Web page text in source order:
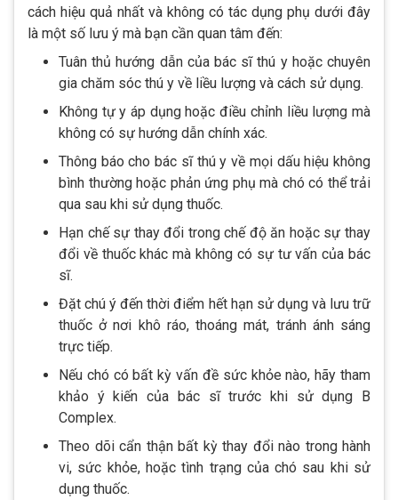
cách hiệu quả nhất và không có tác dụng phụ dưới đây
là một số lưu ý mà bạn cần quan tâm đến:
Tuân thủ hướng dẫn của bác sĩ thú y hoặc chuyên
gia chăm sóc thú y về liều lượng và cách sử dụng.
Không tự y áp dụng hoặc điều chỉnh liều lượng mà
không có sự hướng dẫn chính xác.
Thông báo cho bác sĩ thú y về mọi dấu hiệu không
bình thường hoặc phản ứng phụ mà chó có thể trải
qua sau khi sử dụng thuốc.
Hạn chế sự thay đổi trong chế độ ăn hoặc sự thay
đổi về thuốc khác mà không có sự tư vấn của bác
sĩ.
Đặt chú ý đến thời điểm hết hạn sử dụng và lưu trữ
thuốc ở nơi khô ráo, thoáng mát, tránh ánh sáng
trực tiếp.
Nếu chó có bất kỳ vấn đề sức khỏe nào, hãy tham
khảo ý kiến của bác sĩ trước khi sử dụng B
Complex.
Theo dõi cẩn thận bất kỳ thay đổi nào trong hành
vi, sức khỏe, hoặc tình trạng của chó sau khi sử
dụng thuốc.